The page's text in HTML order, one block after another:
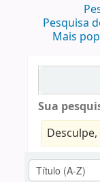
Pesquisa
Mais
Sua